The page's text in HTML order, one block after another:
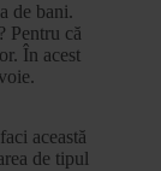
de bani.
Pentru că
În acest
această
de tipul